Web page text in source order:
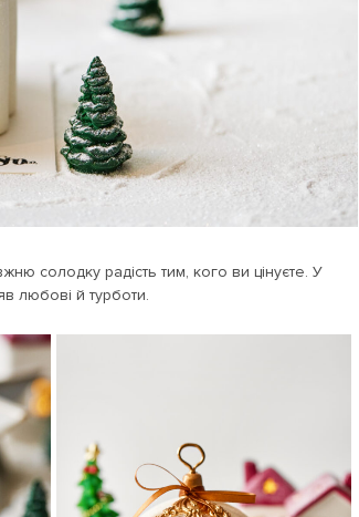
солодку радість тим, кого ви цінуєте. У
любові й турботи.